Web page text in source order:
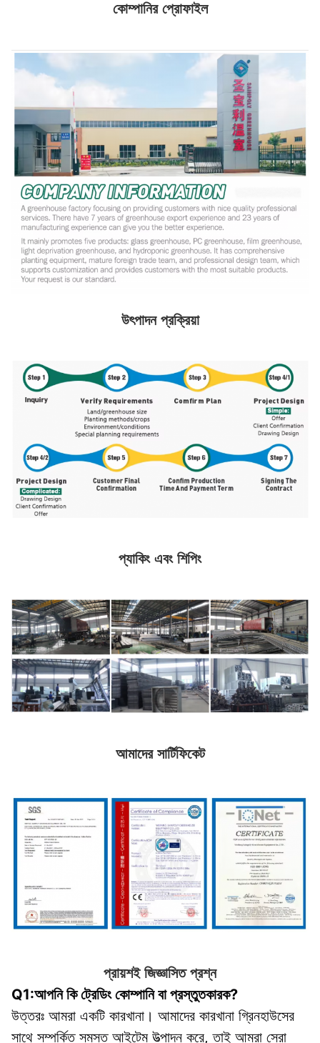
কোম্পানির প্রোফাইল
উৎপাদন প্রক্রিয়া
প্যাকিং এবং শিপিং
আমাদের সার্টিফিকেট
প্রায়শই জিজ্ঞাসিত প্রশ্ন
Q1:আপনি কি ট্রেডিং কোম্পানি বা প্রস্তুতকারক?
উত্তরঃ আমরা একটি কারখানা। আমাদের কারখানা গ্রিনহাউসের
সাথে সম্পর্কিত সমস্ত আইটেম উত্পাদন করে, তাই আমরা সেরা